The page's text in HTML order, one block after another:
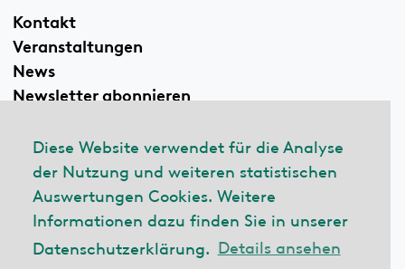
Diese Website verwendet für die Analyse
der Nutzung und weiteren statistischen
Auswertungen Cookies. Weitere
Informationen dazu finden Sie in unserer
Datenschutzerklärung. Details ansehen
Kontakt
Veranstaltungen
News
Newsletter abonnieren
Linkedin
© 2026 ecobau